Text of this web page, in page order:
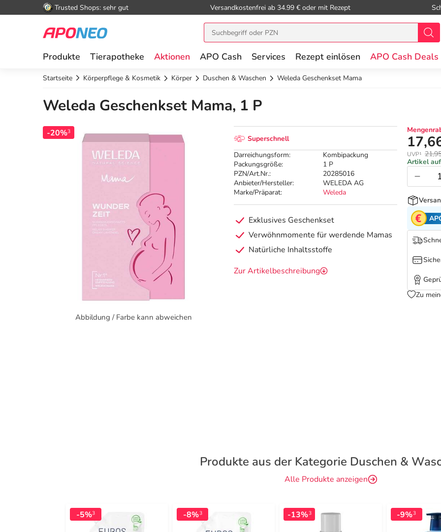
Trusted Shops: sehr gut Versandkostenfrei ab 34.99 € oder mit Rezept
Produkte Tierapotheke Aktionen APO Cash Services Rezept einlösen APO Cash Deals
Startseite Körperpflege & Kosmetik Körper Duschen & Waschen Weleda Geschenkset Mama
Weleda Geschenkset Mama, 1 P
-20%3
Abbildung / Farbe kann abweichen
Superschnell
Darreichungsform:
Kombipackung
Packungsgröße:
1 P
PZN/Art.Nr.:
20285016
Anbieter/Hersteller:
WELEDA AG
Marke/Präparat:
Weleda
Exklusives Geschenkset
Verwöhnmomente für werdende Mamas
Natürliche Inhaltsstoffe
Zur Artikelbeschreibung
UVP¹
Artikel
Zu
Produkte aus der Kategorie Duschen &
Alle Produkte anzeigen
-5%3 -8%3 -13%3 -9%3